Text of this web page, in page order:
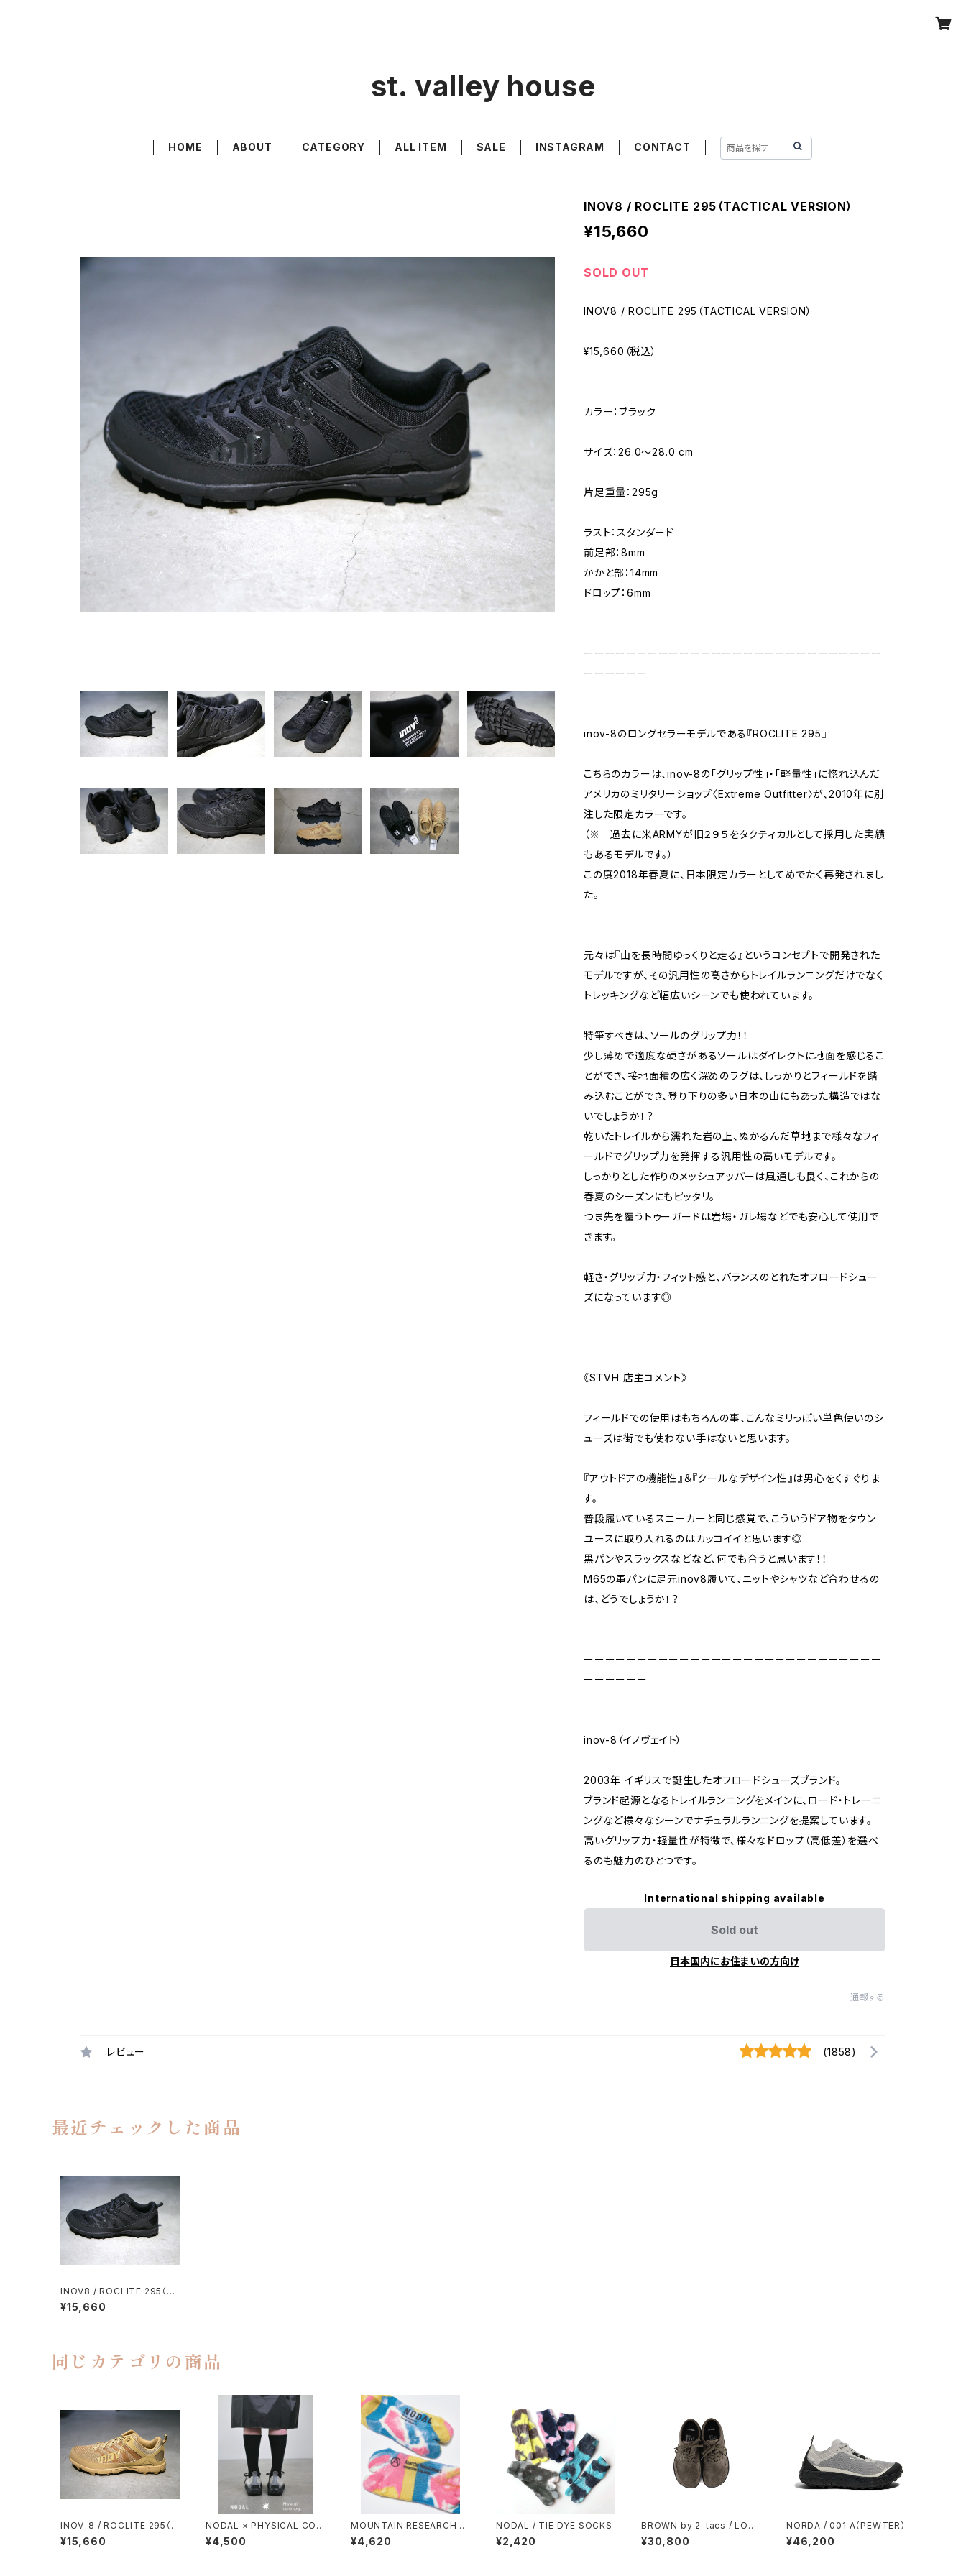
st. valley house
HOME ABOUT CATEGORY ALL ITEM SALE INSTAGRAM CONTACT
INOV8 / ROCLITE 295（TACTICAL VERSION）
¥15,660
SOLD OUT
INOV8 / ROCLITE 295（TACTICAL VERSION）
¥15,660（税込）
カラー：ブラック
サイズ：26.0〜28.0 cm
片足重量：295g
ラスト：スタンダード
前足部：8mm
かかと部：14mm
ドロップ：6mm
ーーーーーーーーーーーーーーーーーーーーーーーーーーーー
ーーーーーー
inov-8のロングセラーモデルである『ROCLITE 295』
こちらのカラーは、inov-8の「グリップ性」・「軽量性」に惚れ込んだ
アメリカのミリタリーショップ〈Extreme Outfitter〉が、2010年に別
注した限定カラーです。
（※ 過去に米ARMYが旧２９５をタクティカルとして採用した実績
もあるモデルです。）
この度2018年春夏に、日本限定カラーとしてめでたく再発されまし
た。
元々は『山を長時間ゆっくりと走る』というコンセプトで開発された
モデルですが、その汎用性の高さからトレイルランニングだけでなく
トレッキングなど幅広いシーンでも使われています。
特筆すべきは、ソールのグリップ力！！
少し薄めで適度な硬さがあるソールはダイレクトに地面を感じるこ
とができ、接地面積の広く深めのラグは、しっかりとフィールドを踏
み込むことができ、登り下りの多い日本の山にもあった構造ではな
いでしょうか！？
乾いたトレイルから濡れた岩の上、ぬかるんだ草地まで様々なフィ
ールドでグリップ力を発揮する汎用性の高いモデルです。
しっかりとした作りのメッシュアッパーは風通しも良く、これからの
春夏のシーズンにもピッタリ。
つま先を覆うトゥーガードは岩場・ガレ場などでも安心して使用で
きます。
軽さ・グリップ力・フィット感と、バランスのとれたオフロードシュー
ズになっています◎
《STVH 店主コメント》
フィールドでの使用はもちろんの事、こんなミリっぽい単色使いのシ
ューズは街でも使わない手はないと思います。
『アウトドアの機能性』＆『クールなデザイン性』は男心をくすぐりま
す。
普段履いているスニーカーと同じ感覚で、こういうドア物をタウン
ユースに取り入れるのはカッコイイと思います◎
黒パンやスラックスなどなど、何でも合うと思います！！
M65の軍パンに足元inov8履いて、ニットやシャツなど合わせるの
は、どうでしょうか！？
ーーーーーーーーーーーーーーーーーーーーーーーーーーーー
ーーーーーー
inov-8（イノヴェイト）
2003年 イギリスで誕生したオフロードシューズブランド。
ブランド起源となるトレイルランニングをメインに、ロード・トレーニ
ングなど様々なシーンでナチュラルランニングを提案しています。
高いグリップ力・軽量性が特徴で、様々なドロップ（高低差）を選べ
るのも魅力のひとつです。
International shipping available
Sold out
日本国内にお住まいの方向け
通報する
レビュー (1858)
最近チェックした商品
INOV8 / ROCLITE 295（TA
CTICAL VERSION）
¥15,660
同じカテゴリの商品
INOV-8 / ROCLITE 295（T
ACTICAL VERSION）
¥15,660
NODAL × PHYSICAL CON
TMPRY.
¥4,500
MOUNTAIN RESEARCH /
TIE DYE TABI
¥4,620
NODAL / TIE DYE SOCKS
¥2,420
BROWN by 2-tacs / LOW
DROP SNEAKER
¥30,800
NORDA / 001 A（PEWTER）
¥46,200